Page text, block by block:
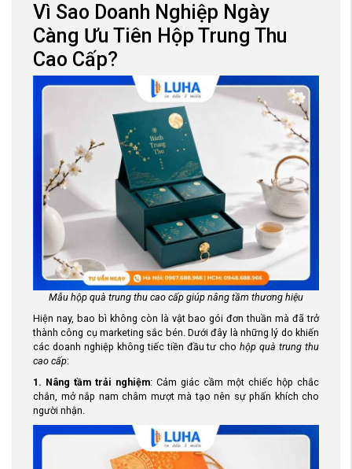
Vì Sao Doanh Nghiệp Ngày
Càng Ưu Tiên Hộp Trung Thu
Cao Cấp?
Mẫu hộp quà trung thu cao cấp giúp nâng tầm thương hiệu
Hiện nay, bao bì không còn là vật bao gói đơn thuần mà đã trở
thành công cụ marketing sắc bén. Dưới đây là những lý do khiến
các doanh nghiệp không tiếc tiền đầu tư chohộp quà trung thu
cao cấp:
1. Nâng tầm trải nghiệm: Cảm giác cầm một chiếc hộp chắc
chắn, mở nắp nam châm mượt mà tạo nên sự phấn khích cho
người nhận.